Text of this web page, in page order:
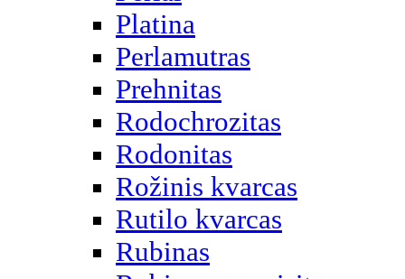
Platina
Perlamutras
Prehnitas
Rodochrozitas
Rodonitas
Rožinis kvarcas
Rutilo kvarcas
Rubinas